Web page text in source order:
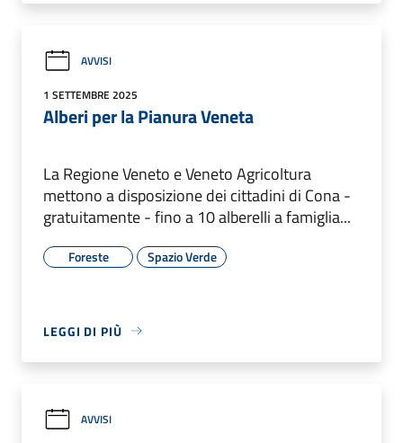
AVVISI
1 SETTEMBRE 2025
Alberi per la Pianura Veneta
La Regione Veneto e Veneto Agricoltura
mettono a disposizione dei cittadini di Cona -
gratuitamente - fino a 10 alberelli a famiglia...
Foreste Spazio Verde
LEGGI DI PIÙ
AVVISI